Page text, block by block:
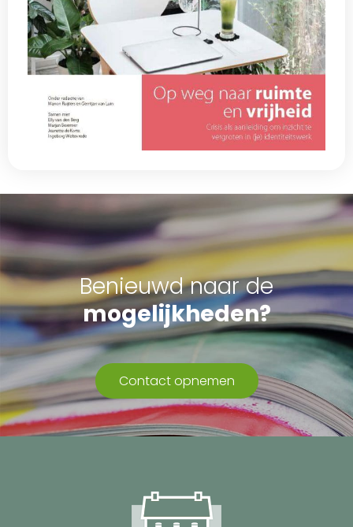
Benieuwd naar de
mogelijkheden?
Contact opnemen